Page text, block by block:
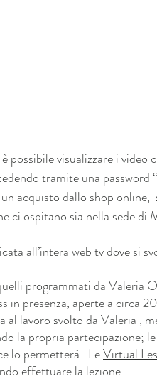
è possibile visualizzare i
tramite una password
acquisto dallo shop online,
ci ospitano sia nella sede di
all’intera web tv dove si
programmati da Valeria
in presenza, aperte a circa
al lavoro svolto da Valeria ,
la propria partecipazione;
lo permetterà.  Le Virtual
effettuare la lezione.